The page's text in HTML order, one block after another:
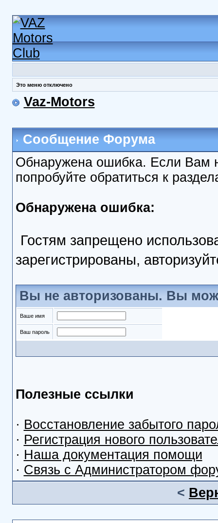
Это меню отключено
Vaz-Motors
Сообщение Форума
Обнаружена ошибка. Если Вам
попробуйте обратиться к
Обнаружена ошибка:
Гостям запрещено
зарегистрированы,
Вы не авторизованы. Вы
Ваше имя
Ваш пароль
Полезные ссылки
· Восстановление забытого
· Регистрация нового
· Наша документация помощи
· Связь с Администратором
<